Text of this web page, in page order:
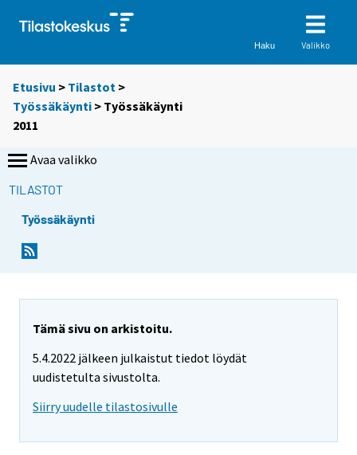
Haku Valikko
Etusivu > Tilastot >
Työssäkäynti > Työssäkäynti
2011
Avaa valikko
TILASTOT
Työssäkäynti
Tämä sivu on arkistoitu.
5.4.2022 jälkeen julkaistut tiedot löydät
uudistetulta sivustolta.
Siirry uudelle tilastosivulle